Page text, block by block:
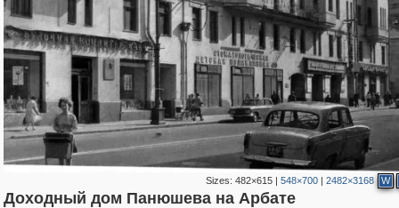
Sizes: 482×615| 548×700| 2482×3168 W
Доходный дом Панюшева на Арбате
1,406,296 29,243
319,780 8,286
159,978 5,91613,485 356